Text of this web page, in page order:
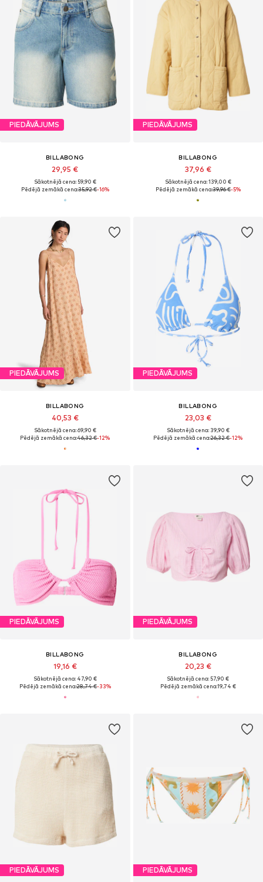
PIEDĀVĀJUMS
BILLABONG
29,95 €
Sākotnējā cena: 59,90 €
Pēdējā zemākā cena:35,92 €-16%
PIEDĀVĀJUMS
BILLABONG
37,96 €
Sākotnējā cena: 139,00 €
Pēdējā zemākā cena:39,96 €-5%
PIEDĀVĀJUMS
BILLABONG
40,53 €
Sākotnējā cena: 69,90 €
Pēdējā zemākā cena:46,32 €-12%
PIEDĀVĀJUMS
BILLABONG
23,03 €
Sākotnējā cena: 39,90 €
Pēdējā zemākā cena:26,32 €-12%
PIEDĀVĀJUMS
BILLABONG
19,16 €
Sākotnējā cena: 47,90 €
Pēdējā zemākā cena:28,74 €-33%
PIEDĀVĀJUMS
BILLABONG
20,23 €
Sākotnējā cena: 57,90 €
Pēdējā zemākā cena:19,74 €
PIEDĀVĀJUMS PIEDĀVĀJUMS